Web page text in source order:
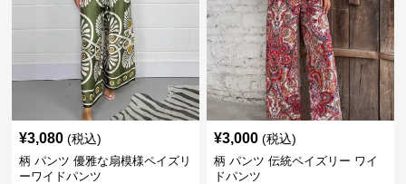
¥3,080 (税込)
柄 パンツ 優雅な扇模様ペイズリ
ーワイドパンツ
¥3,000 (税込)
柄 パンツ 伝統ペイズリー ワイ
ドパンツ